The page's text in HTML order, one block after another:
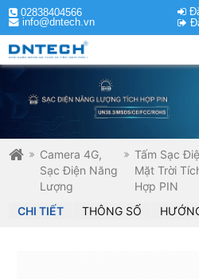
02838404566
info@dntech.vn
Camera 4G,
Sạc Điện Năng
Lượng
Tấm Sạc
Mặt Trời
Hợp PIN
CHI TIẾT
THÔNG SỐ